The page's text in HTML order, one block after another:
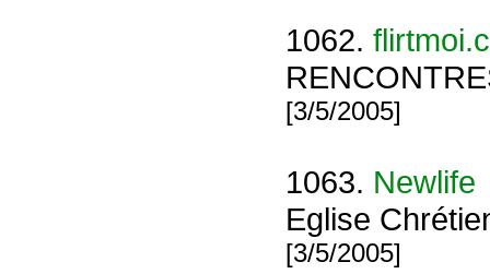
1062.
[3/5/2005]
1063. Newlife
Eglise
[3/5/2005]